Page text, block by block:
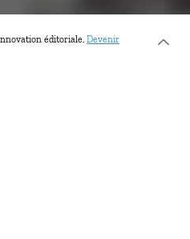
éditoriale. Devenir